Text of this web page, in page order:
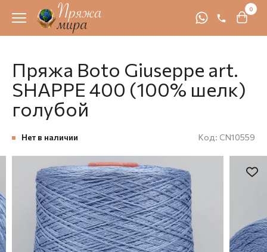
0
Пряжа Boto Giuseppe art.
SHAPPE 400 (100% шелк)
голубой
Нет в наличии Код: CN10559